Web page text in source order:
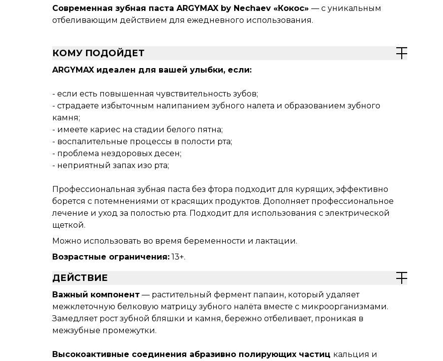
Современная зубная паста ARGYMAX by Nechaev «Кокос»— с уникальным
отбеливающим действием для ежедневного использования.
КОМУ ПОДОЙДЕТ
ARGYMAX идеален для вашей улыбки, если:
- если есть повышенная чувствительность зубов;
- страдаете избыточным налипанием зубного налета и образованием зубного
камня;
- имеете кариес на стадии белого пятна;
- воспалительные процессы в полости рта;
- проблема нездоровых десен;
- неприятный запах изо рта;
Профессиональная зубная паста без фтора подходит для курящих, эффективно
борется с потемнениями от красящих продуктов. Дополняет профессиональное
лечение и уход за полостью рта. Подходит для использования с электрической
щеткой.
Можно использовать во время беременности и лактации.
Возрастные ограничения: 13+.
ДЕЙСТВИЕ
Важный компонент — растительный фермент папаин, который удаляет
межклеточную белковую матрицу зубного налёта вместе с микроорганизмами.
Замедляет рост зубной бляшки и камня, бережно отбеливает, проникая в
межзубные промежутки.
Высокоактивные соединения абразивно полирующих частиц кальция и